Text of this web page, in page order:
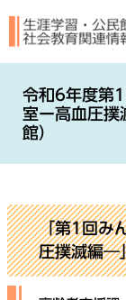
ジ
ュ
文
へ
令和6年度第
室ー高血圧撲
館）
「第1回み
圧撲滅編―